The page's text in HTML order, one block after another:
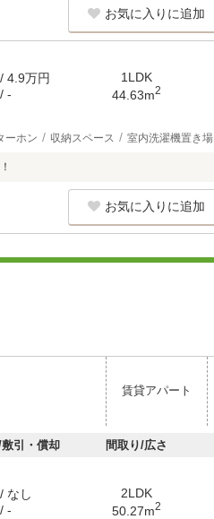
お気に入りに追加
4.9万円
-
1LDK
44.63m2
ーホン 収納スペース 室内洗濯機置き場
お気に入りに追加
賃貸アパート
引・償却 間取り/広さ
なし
-
2LDK
50.27m2